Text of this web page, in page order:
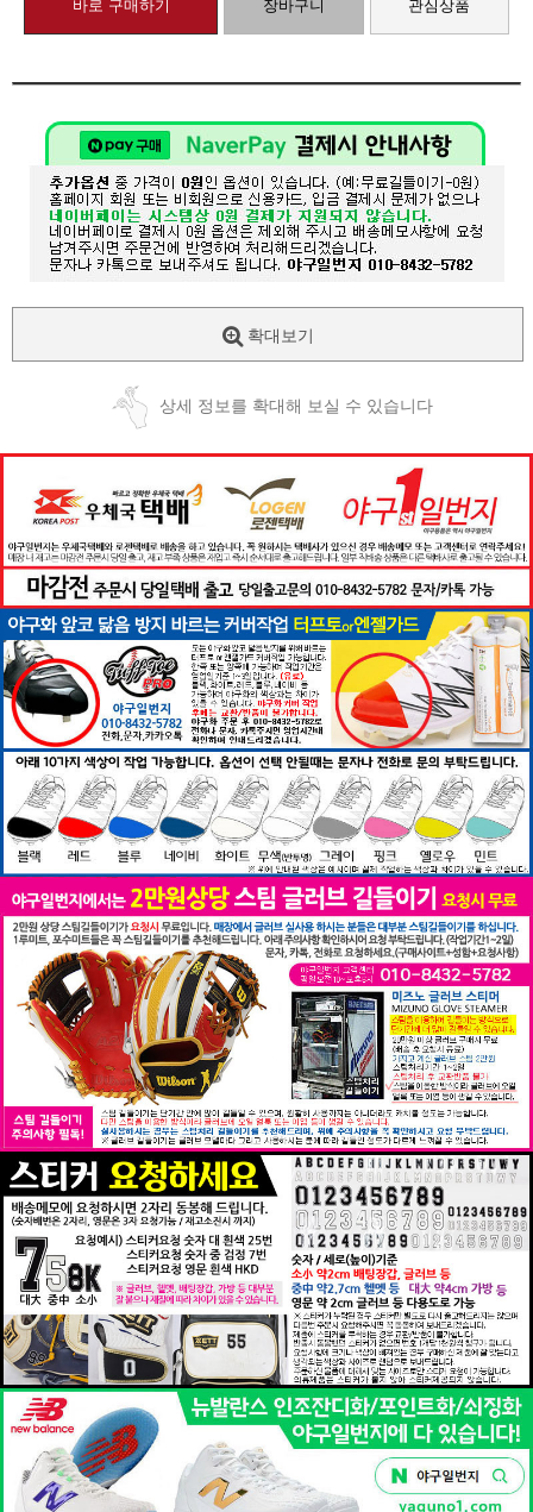
바로 구매하기 장바구니 관심상품
확대보기
상세 정보를 확대해 보실 수 있습니다